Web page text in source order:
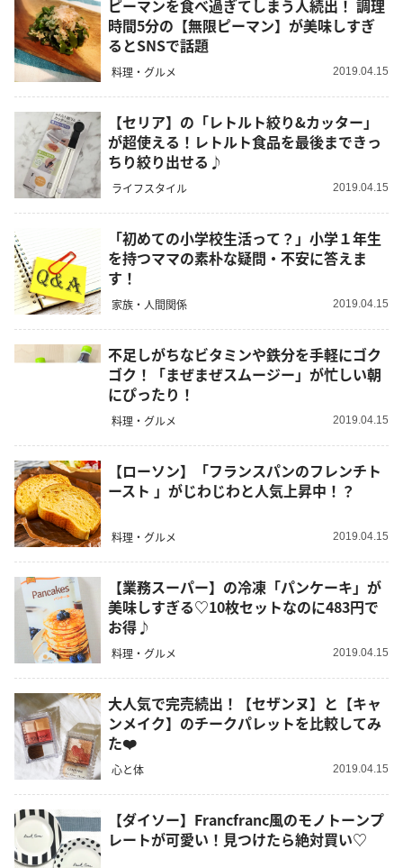
ピーマンを食べ過ぎてしまう人続出！ 調理
時間5分の【無限ピーマン】が美味しすぎ
るとSNSで話題
料理・グルメ 2019.04.15
【セリア】の「レトルト絞り&カッター」
が超使える！レトルト食品を最後まできっ
ちり絞り出せる♪
ライフスタイル 2019.04.15
「初めての小学校生活って？」小学１年生
を持つママの素朴な疑問・不安に答えま
す！
家族・人間関係 2019.04.15
不足しがちなビタミンや鉄分を手軽にゴク
ゴク！「まぜまぜスムージー」が忙しい朝
にぴったり！
料理・グルメ 2019.04.15
【ローソン】「フランスパンのフレンチト
ースト 」がじわじわと人気上昇中！？
料理・グルメ 2019.04.15
【業務スーパー】の冷凍「パンケーキ」が
美味しすぎる♡10枚セットなのに483円で
お得♪
料理・グルメ 2019.04.15
大人気で完売続出！【セザンヌ】と【キャ
ンメイク】のチークパレットを比較してみ
た❤️
心と体 2019.04.15
【ダイソー】Francfranc風のモノトーンプ
レートが可愛い！見つけたら絶対買い♡